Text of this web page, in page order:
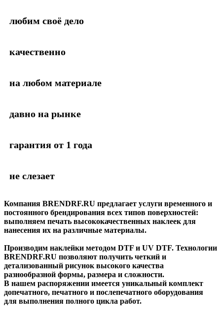
любим своё дело
качественно
на любом материале
давно на рынке
гарантия от 1 года
не слезает
Компания BRENDRF.RU предлагает услуги временного и
постоянного брендирования всех типов поверхностей:
выполняем печать высококачественных наклеек для
нанесения их на различные материалы.
Производим наклейки методом DTF и UV DTF. Технологии
BRENDRF.RU позволяют получить четкий и
детализованный рисунок высокого качества
разнообразной формы, размера и сложности.
В нашем распоряжении имеется уникальный комплект
допечатного, печатного и послепечатного оборудования
для выполнения полного цикла работ.